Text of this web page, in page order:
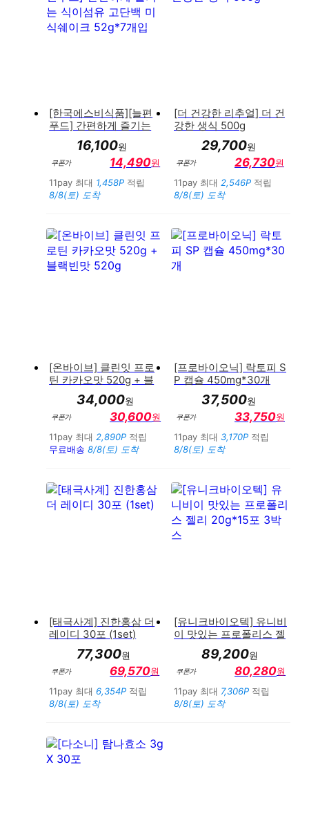
[한국에스비식품][늘편
푸드] 간편하게 즐기는
식이섬유 고단백 미식쉐
이크 52g*7개입
16,100원
쿠폰가 14,490원
11pay 최대 1,458P 적립
8/8(토) 도착
[더 건강한 리추얼] 더 건
강한 생식 500g
29,700원
쿠폰가 26,730원
11pay 최대 2,546P 적립
8/8(토) 도착
[온바이브] 클린잇 프로
틴 카카오맛 520g + 블
랙빈맛 520g
34,000원
쿠폰가 30,600원
11pay 최대2,890P 적립
무료배송 8/8(토) 도착
[프로바이오닉] 락토피 S
P 캡슐 450mg*30개
37,500원
쿠폰가 33,750원
11pay 최대 3,170P 적립
8/8(토) 도착
[태극사계] 진한홍삼 더
레이디 30포 (1set)
77,300원
쿠폰가 69,570원
11pay 최대 6,354P 적립
8/8(토) 도착
[유니크바이오텍] 유니비
이 맛있는 프로폴리스 젤
리 20g*15포 3박스
89,200원
쿠폰가 80,280원
11pay 최대 7,306P 적립
8/8(토) 도착